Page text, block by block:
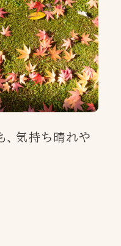
のためのお灸
の使い方
SEKKI
、気持ち晴れや